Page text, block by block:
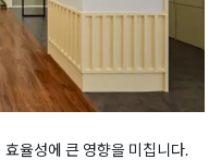
율성에 큰 영향을 미칩니다.